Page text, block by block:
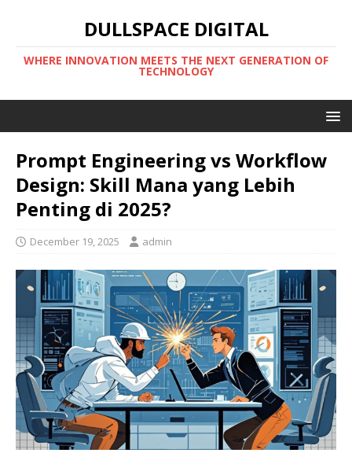
DULLSPACE DIGITAL
WHERE INNOVATION MEETS THE NEXT GENERATION OF
TECHNOLOGY
Prompt Engineering vs Workflow
Design: Skill Mana yang Lebih
Penting di 2025?
December 19, 2025 admin